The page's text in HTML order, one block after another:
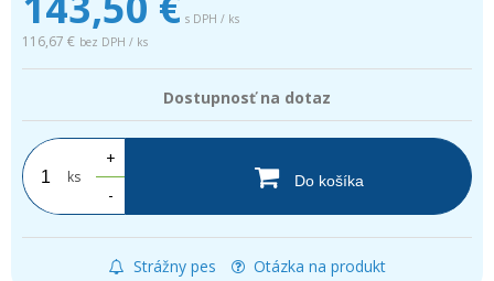
s DPH / ks
116,67 € bez DPH / ks
Dostupnosť na dotaz
ks
+
-
Do košíka
Strážny pes Otázka na produkt